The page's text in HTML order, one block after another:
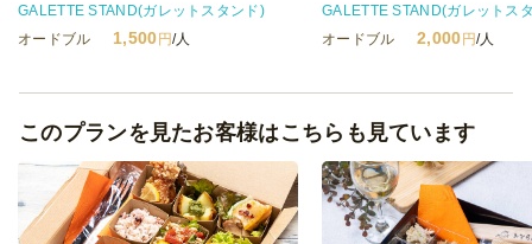
GALETTE STAND(ガレットスタンド)
オードブル
1,500円/人
GALETTE STAND(ガレットス
オードブル
2,000円/人
このプランを見たお客様はこちらも見ています